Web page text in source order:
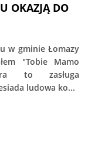
OKAZJĄ DO
w gminie Łomazy
"Tobie Mamo
to zasługa
ludowa ko...